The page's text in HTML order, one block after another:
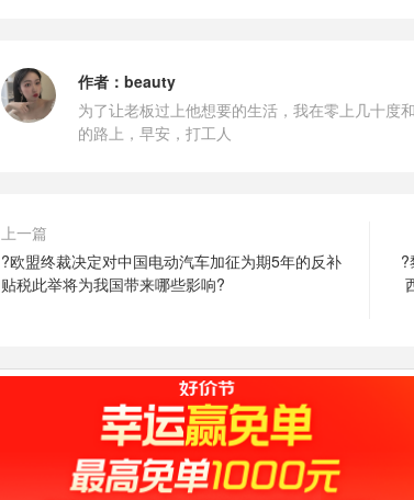
作者： beauty
为了让老板过上他想要的生活，我在零上几十度
的路上，早安，打工人
上一篇
?欧盟终裁决定对中国电动汽车加征为期5年的反补
贴税此举将为我国带来哪些影响?
?